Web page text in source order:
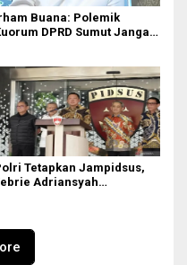
Buana: Polemik
DPRD Sumut Jangan
Tetapkan Jampidsus,
Adriansyah